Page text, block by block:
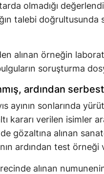
olmadığı
talebi
alınan örneğin
soruşturma
ardından serbest
ayının sonlarında
kararı verilen isimler
gözaltına alınan
ardından test örneği
alınan